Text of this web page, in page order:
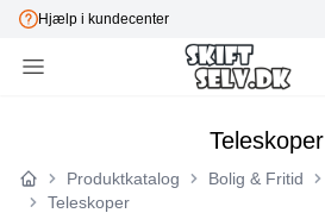
E-mærket
Teleskoper
Forside
Produktkatalog Bolig & Fritid
Teleskoper